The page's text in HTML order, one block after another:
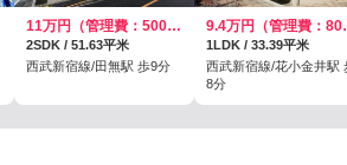
11万円（管理費：5000円）
2SDK / 51.63平米
西武新宿線/田無駅 歩9分
9.4
1LDK / 33.39平米
西武新宿線/花小金井駅
8分